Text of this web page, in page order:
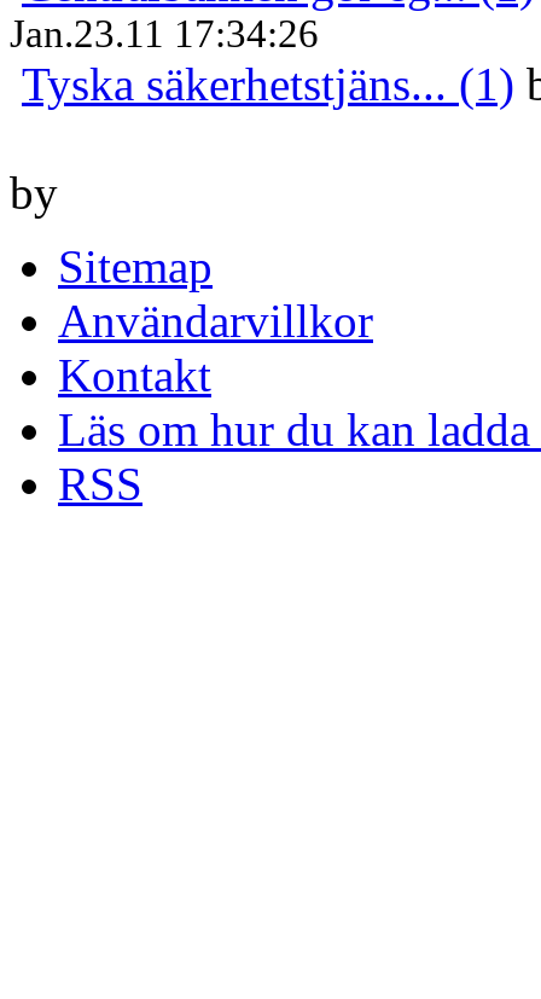
Jan.23.11 17:34:26
Tyska säkerhetstjäns... (1)
by
Sitemap
Användarvillkor
Kontakt
Läs om hur du kan
RSS